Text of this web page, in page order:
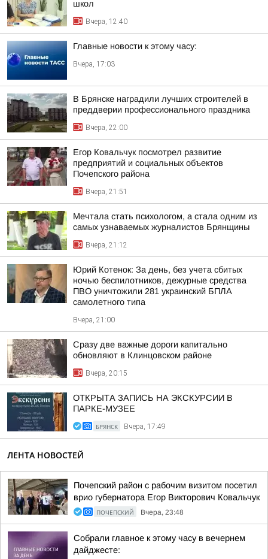
школ
Вчера, 12:40
Главные новости к этому часу:
Вчера, 17:03
В Брянске наградили лучших строителей в
преддверии профессионального праздника
Вчера, 22:00
Егор Ковальчук посмотрел развитие
предприятий и социальных объектов
Почепского района
Вчера, 21:51
Мечтала стать психологом, а стала одним из
самых узнаваемых журналистов Брянщины
Вчера, 21:12
Юрий Котенок: За день, без учета сбитых
ночью беспилотников, дежурные средства
ПВО уничтожили 281 украинский БПЛА
самолетного типа
Вчера, 21:00
Сразу две важные дороги капитально
обновляют в Клинцовском районе
Вчера, 20:15
ОТКРЫТА ЗАПИСЬ НА ЭКСКУРСИИ В
ПАРКЕ-МУЗЕЕ
БРЯНСК Вчера, 17:49
ЛЕНТА НОВОСТЕЙ
Почепский район с рабочим визитом посетил
врио губернатора Егор Викторович Ковальчук
ПОЧЕПСКИЙ Вчера, 23:48
Собрали главное к этому часу в вечернем
дайджесте: